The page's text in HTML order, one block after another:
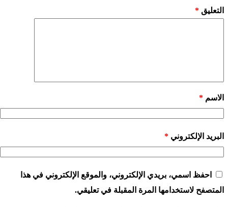
التعليق *
الاسم *
البريد الإلكتروني *
احفظ اسمي، بريدي الإلكتروني، والموقع الإلكتروني في هذا
المتصفح لاستخدامها المرة المقبلة في تعليقي.